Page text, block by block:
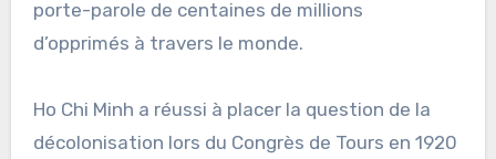
porte-parole de centaines de millions
d’opprimés à travers le monde.
Ho Chi Minh a réussi à placer la question de la
décolonisation lors du Congrès de Tours en 1920